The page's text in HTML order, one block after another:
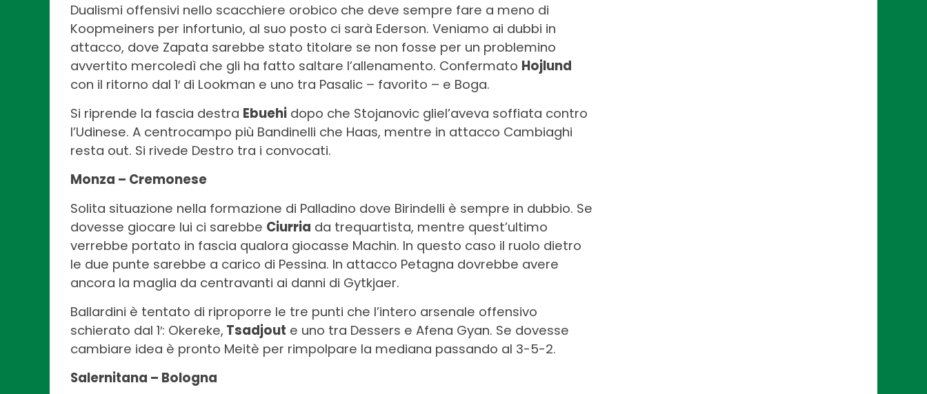
Dualismi offensivi nello scacchiere orobico che deve sempre fare a meno di
Koopmeiners per infortunio, al suo posto ci sarà Ederson. Veniamo ai dubbi in
attacco, dove Zapata sarebbe stato titolare se non fosse per un problemino
avvertito mercoledì che gli ha fatto saltare l’allenamento. Confermato Hojlund
con il ritorno dal 1′ di Lookman e uno tra Pasalic – favorito – e Boga.
Si riprende la fascia destra Ebuehi dopo che Stojanovic gliel’aveva soffiata contro
l’Udinese. A centrocampo più Bandinelli che Haas, mentre in attacco Cambiaghi
resta out. Si rivede Destro tra i convocati.
Monza – Cremonese
Solita situazione nella formazione di Palladino dove Birindelli è sempre in dubbio. Se
dovesse giocare lui ci sarebbe Ciurria da trequartista, mentre quest’ultimo
verrebbe portato in fascia qualora giocasse Machin. In questo caso il ruolo dietro
le due punte sarebbe a carico di Pessina. In attacco Petagna dovrebbe avere
ancora la maglia da centravanti ai danni di Gytkjaer.
Ballardini è tentato di riproporre le tre punti che l’intero arsenale offensivo
schierato dal 1′: Okereke, Tsadjout e uno tra Dessers e Afena Gyan. Se dovesse
cambiare idea è pronto Meitè per rimpolpare la mediana passando al 3-5-2.
Salernitana – Bologna